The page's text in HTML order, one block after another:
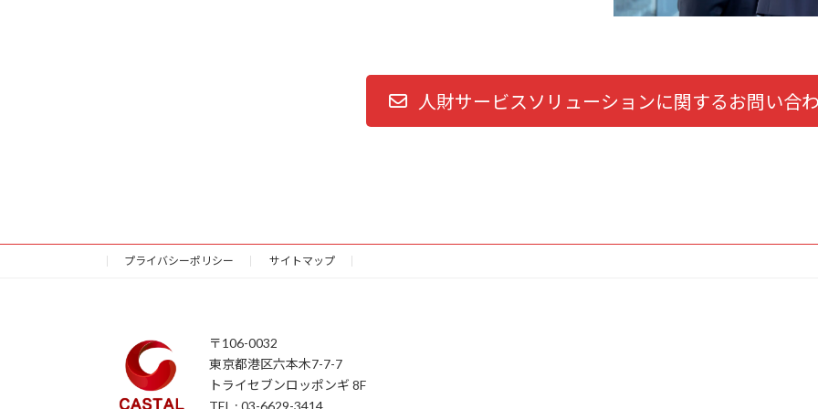
人財サービスソリューションに関するお問い合
プライバシーポリシー サイトマップ
〒106-0032
東京都港区六本木7-7-7
トライセブンロッポンギ 8F
TEL : 03-6629-3414